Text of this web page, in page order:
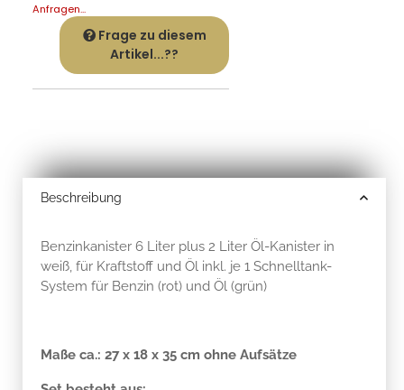
Anfragen...
Frage zu diesem
Artikel...??
Beschreibung
Benzinkanister 6 Liter plus 2 Liter Öl-Kanister in
weiß, für Kraftstoff und Öl inkl. je 1 Schnelltank-
System für Benzin (rot) und Öl (grün)
Maße ca.: 27 x 18 x 35 cm ohne Aufsätze